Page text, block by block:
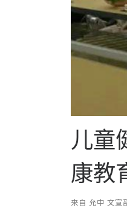
儿童
康教
来自 允中 文宣